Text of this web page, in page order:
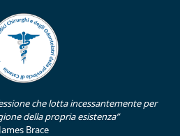
che lotta incessantemente per
della propria esistenza”
James Brace